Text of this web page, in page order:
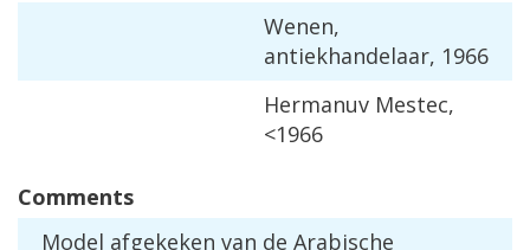
Wenen,
antiekhandelaar, 1966
Hermanuv Mestec,
<1966
Comments
Model afgekeken van de Arabische